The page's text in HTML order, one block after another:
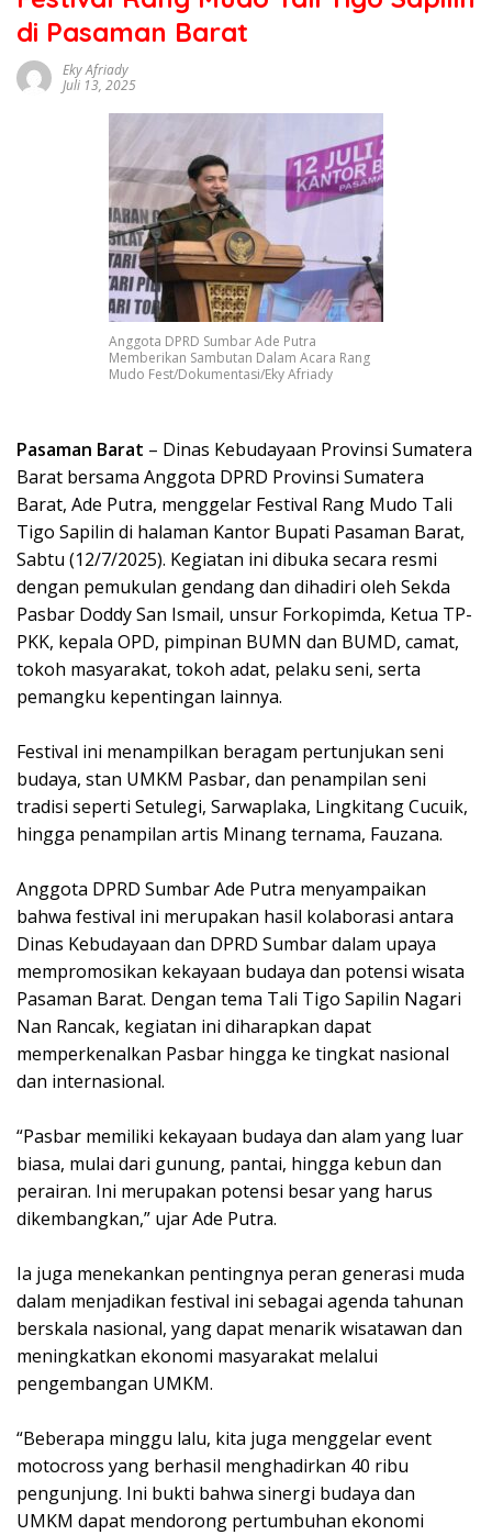
sumbar
tv
live
di Pasaman Barat
Eky Afriady
Juli 13, 2025
Anggota DPRD Sumbar Ade Putra
Memberikan Sambutan Dalam Acara Rang
Mudo Fest/Dokumentasi/Eky Afriady
Pasaman Barat – Dinas Kebudayaan Provinsi Sumatera
Barat bersama Anggota DPRD Provinsi Sumatera
Barat, Ade Putra, menggelar Festival Rang Mudo Tali
Tigo Sapilin di halaman Kantor Bupati Pasaman Barat,
Sabtu (12/7/2025). Kegiatan ini dibuka secara resmi
dengan pemukulan gendang dan dihadiri oleh Sekda
Pasbar Doddy San Ismail, unsur Forkopimda, Ketua TP-
PKK, kepala OPD, pimpinan BUMN dan BUMD, camat,
tokoh masyarakat, tokoh adat, pelaku seni, serta
pemangku kepentingan lainnya.
‎Festival ini menampilkan beragam pertunjukan seni
budaya, stan UMKM Pasbar, dan penampilan seni
tradisi seperti Setulegi, Sarwaplaka, Lingkitang Cucuik,
hingga penampilan artis Minang ternama, Fauzana.
‎Anggota DPRD Sumbar Ade Putra menyampaikan
bahwa festival ini merupakan hasil kolaborasi antara
Dinas Kebudayaan dan DPRD Sumbar dalam upaya
mempromosikan kekayaan budaya dan potensi wisata
Pasaman Barat. Dengan tema Tali Tigo Sapilin Nagari
Nan Rancak, kegiatan ini diharapkan dapat
memperkenalkan Pasbar hingga ke tingkat nasional
dan internasional.
‎“Pasbar memiliki kekayaan budaya dan alam yang luar
biasa, mulai dari gunung, pantai, hingga kebun dan
perairan. Ini merupakan potensi besar yang harus
dikembangkan,” ujar Ade Putra.
‎Ia juga menekankan pentingnya peran generasi muda
dalam menjadikan festival ini sebagai agenda tahunan
berskala nasional, yang dapat menarik wisatawan dan
meningkatkan ekonomi masyarakat melalui
pengembangan UMKM.
‎“Beberapa minggu lalu, kita juga menggelar event
motocross yang berhasil menghadirkan 40 ribu
pengunjung. Ini bukti bahwa sinergi budaya dan
UMKM dapat mendorong pertumbuhan ekonomi